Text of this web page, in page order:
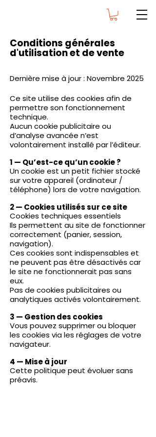
Conditions générales
d'utilisation et de vente
Dernière mise à jour : Novembre 2025
Ce site utilise des cookies afin de
permettre son fonctionnement
technique.
Aucun cookie publicitaire ou
d’analyse avancée n’est
volontairement installé par l’éditeur.
1 — Qu’est-ce qu’un cookie ?
Un cookie est un petit fichier stocké
sur votre appareil (ordinateur /
téléphone) lors de votre navigation.
2 — Cookies utilisés sur ce site
Cookies techniques essentiels
Ils permettent au site de fonctionner
correctement (panier, session,
navigation).
Ces cookies sont indispensables et
ne peuvent pas être désactivés car
le site ne fonctionnerait pas sans
eux.
Pas de cookies publicitaires ou
analytiques activés volontairement.
3 — Gestion des cookies
Vous pouvez supprimer ou bloquer
les cookies via les réglages de votre
navigateur.
4 — Mise à jour
Cette politique peut évoluer sans
préavis.